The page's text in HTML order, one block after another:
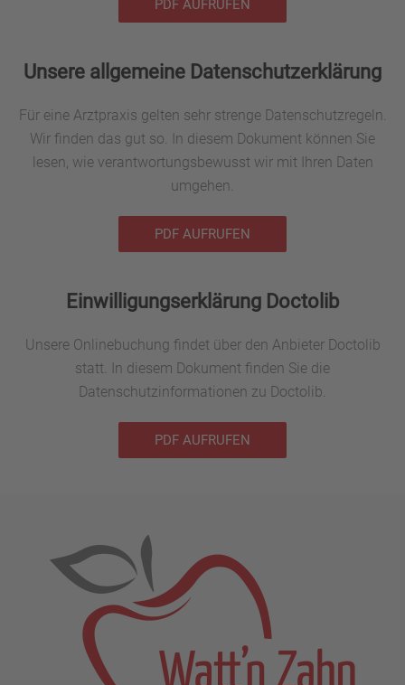
PDF AUFRUFEN
Unsere allgemeine Datenschutzerklärung
Für eine Arztpraxis gelten sehr strenge Datenschutzregeln.
Wir finden das gut so. In diesem Dokument können Sie
lesen, wie verantwortungsbewusst wir mit Ihren Daten
umgehen.
PDF AUFRUFEN
Einwilligungserklärung Doctolib
Unsere Onlinebuchung findet über den Anbieter Doctolib
statt. In diesem Dokument finden Sie die
Datenschutzinformationen zu Doctolib.
PDF AUFRUFEN